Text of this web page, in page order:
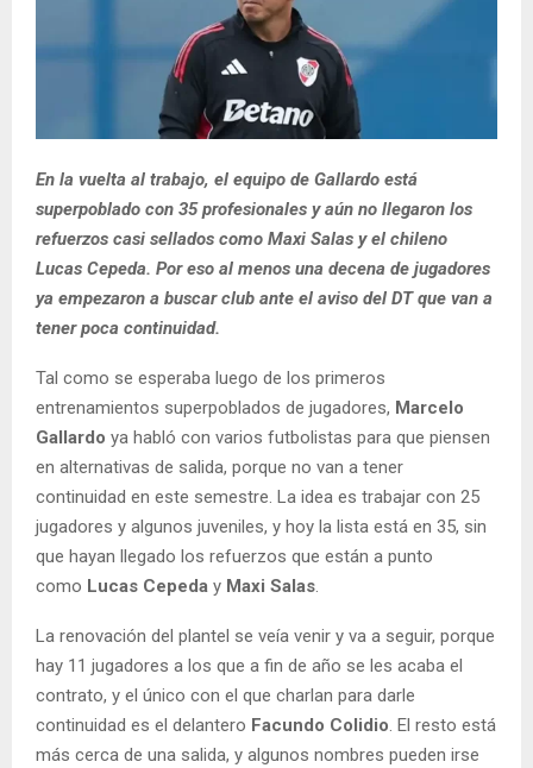
En la vuelta al trabajo, el equipo de Gallardo está
superpoblado con 35 profesionales y aún no llegaron los
refuerzos casi sellados como Maxi Salas y el chileno
Lucas Cepeda. Por eso al menos una decena de jugadores
ya empezaron a buscar club ante el aviso del DT que van a
tener poca continuidad.
Tal como se esperaba luego de los primeros
entrenamientos superpoblados de jugadores, Marcelo
Gallardo ya habló con varios futbolistas para que piensen
en alternativas de salida, porque no van a tener
continuidad en este semestre. La idea es trabajar con 25
jugadores y algunos juveniles, y hoy la lista está en 35, sin
que hayan llegado los refuerzos que están a punto
como Lucas Cepeda y Maxi Salas.
La renovación del plantel se veía venir y va a seguir, porque
hay 11 jugadores a los que a fin de año se les acaba el
contrato, y el único con el que charlan para darle
continuidad es el delantero Facundo Colidio. El resto está
más cerca de una salida, y algunos nombres pueden irse